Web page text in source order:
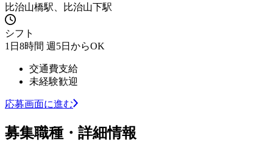
比治山橋駅、比治山下駅
シフト
1日8時間 週5日からOK
交通費支給
未経験歓迎
応募画面に進む
募集職種・詳細情報